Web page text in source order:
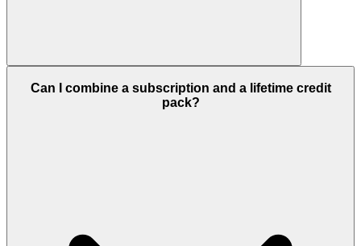
Can I combine a subscription and a lifetime credit
pack?